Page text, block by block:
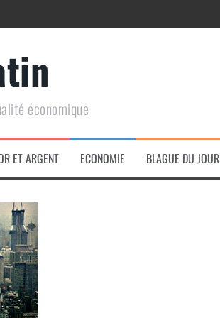
de conquête géopolitique massive
économique
ET ARGENT ECONOMIE BLAGUE DU JOUR